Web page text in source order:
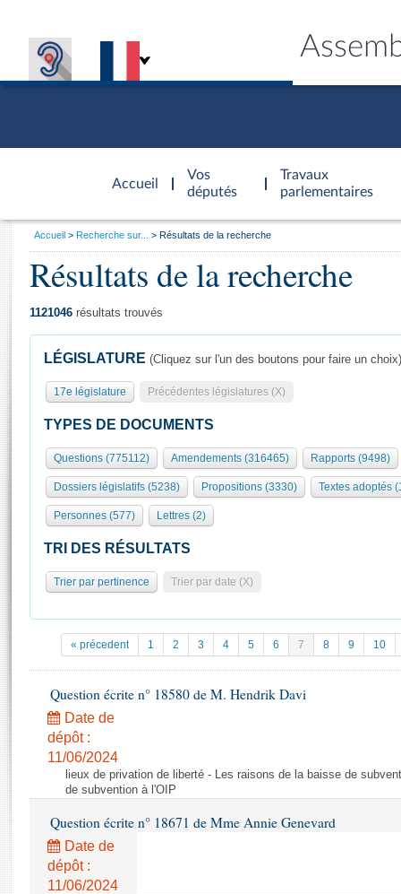
Accueil
d'accueil
Vos
députés
Travaux
parlementaires
Présidence
577 députés
Groupes politiques
Élections législatives
Séance publique
Commissions et autres organes
Europe et International
Contrôle et évaluation
Congrès
Pétitions
Documents parlementaires
Propositions de loi
Amendements
Textes adoptés
Rapports d'information
Rapports législatifs
Rapports sur l'application des lois
Baromètre de l’application des lois
Général
Rôle et pouvoirs de l'Assemblée
Organisation de l'Assemblée
Présidence Conférence des Présidents Bureau Collège des
Statistiques et chiffres clés
Transparence et déontologie
Histoire
Juniors
Anciennes législatures
Liens vers les sites publics
Visiter l'Assemblée
Visite virtuelle du palais Bourbon
Assister à une séance
Accès des chercheurs à l’Assemblée
Les évènements
Les archives
Photos libres de droit
Vous
Accueil Recherche sur... Résultats de la recherche
Résultats de la recherche
1121046 résultats trouvés
LÉGISLATURE (Cliquez sur l'un des boutons pour faire un choix)
17e législature Précédentes législatures (X)
TYPES DE DOCUMENTS
Questions (775112) Amendements (316465) Rapports (9498)
Dossiers législatifs (5238) Propositions (3330) Textes adoptés
Personnes (577) Lettres (2)
TRI DES RÉSULTATS
Trier par pertinence Trier par date (X)
« précedent 1 2 3 4 5 6 7 8 9 10
Question écrite n° 18580 de M. Hendrik Davi
Date de
dépôt :
11/06/2024
lieux de privation de liberté - Les raisons de la baisse de
de subvention à l'OIP
Question écrite n° 18671 de Mme Annie Genevard
Date de
dépôt :
11/06/2024